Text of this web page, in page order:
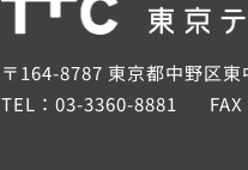
〒164-8787 東京都中野区
TEL： 03-3360-8881 FAX